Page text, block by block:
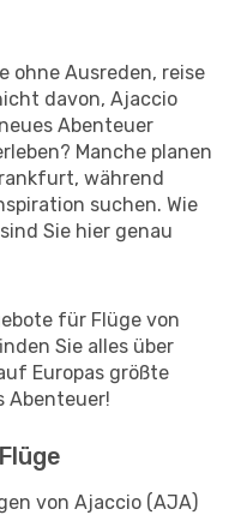
ohne Ausreden, reise
davon, Ajaccio
Abenteuer
Manche planen
während
suchen. Wie
Sie hier genau
für Flüge von
Sie alles über
Europas größte
Abenteuer!
von Ajaccio (AJA)